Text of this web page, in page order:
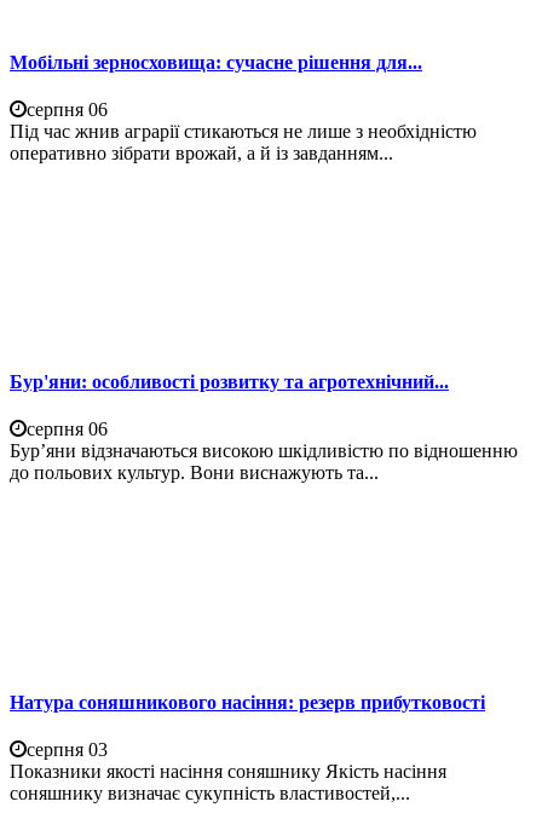
Мобільні зерносховища: сучасне рішення для...
серпня 06
Під час жнив аграрії стикаються не лише з необхідністю
оперативно зібрати врожай, а й із завданням...
Бур'яни: особливості розвитку та агротехнічний...
серпня 06
Бур’яни відзначаються високою шкідливістю по відношенню
до польових культур. Вони виснажують та...
Натура соняшникового насіння: резерв прибутковості
серпня 03
Показники якості насіння соняшнику Якість насіння
соняшнику визначає сукупність властивостей,...